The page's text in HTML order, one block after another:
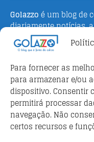
Para fornecer as
para armazenar e/ou
dispositivo. Consentir
permitirá processar
navegação. Não
certos recursos e
Golazzo é um blog de
diariamente notícias,
campeonato italiano.
Adriano Bertin, o site
o esporte na Itália.
Parceiros
Futebol ao vivo
Análises e